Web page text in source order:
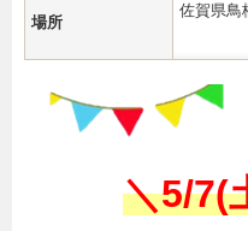
場所
佐賀県鳥
＼5/7(